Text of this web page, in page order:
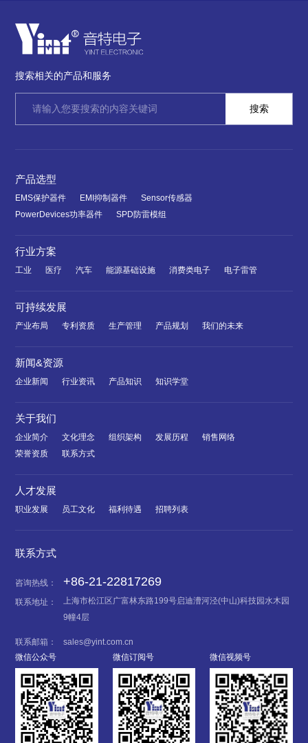
搜索相关的产品和服务
产品选型
EMS保护器件 EMI抑制器件
Sensor传感器
PowerDevices功率器件
SPD防雷模组
行业方案
工业 医疗 汽车 能源基础设施 消费类电子 电子雷管
可持续发展
产业布局 专利资质 生产管理 产品规划 我们的未来
新闻&资源
企业新闻 行业资讯 产品知识 知识学堂
关于我们
企业简介 文化理念 组织架构 发展历程
销售网络
荣誉资质
联系方式
人才发展
职业发展 员工文化 福利待遇 招聘列表
联系方式
咨询热线： +86-21-22817269
联系地址：
上海市松江区广富林东路199号启迪漕河泾(中山)科技园水木园
9幢4层
联系邮箱：
sales@yint.com.cn
微信公众号
微信订阅号 微信视频号